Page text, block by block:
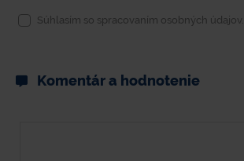
Súhlasím so spracovaním osobných údajov.
Komentár a hodnotenie